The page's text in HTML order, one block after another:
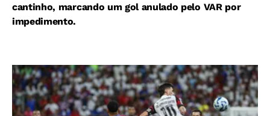
cantinho, marcando um gol anulado pelo VAR por
impedimento.